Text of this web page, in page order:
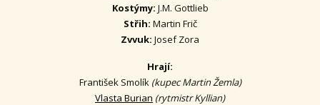
Kostýmy: J.M. Gottlieb
Střih: Martin Frič
Zvvuk: Josef Zora
Hrají:
František Smolík (kupec Martin Žemla)
Vlasta Burian (rytmistr Kyllian)